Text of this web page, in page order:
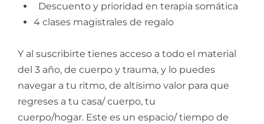
Descuento y prioridad en terapia somática
4 clases magistrales de regalo
Y al suscribirte tienes acceso a todo el material
del 3 año, de cuerpo y trauma, y lo puedes
navegar a tu ritmo, de altísimo valor para que
regreses a tu casa/ cuerpo, tu
cuerpo/hogar. Este es un espacio/ tiempo de